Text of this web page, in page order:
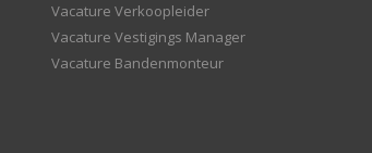
Vacature Verkoopleider
Vacature Vestigings Manager
Vacature Bandenmonteur